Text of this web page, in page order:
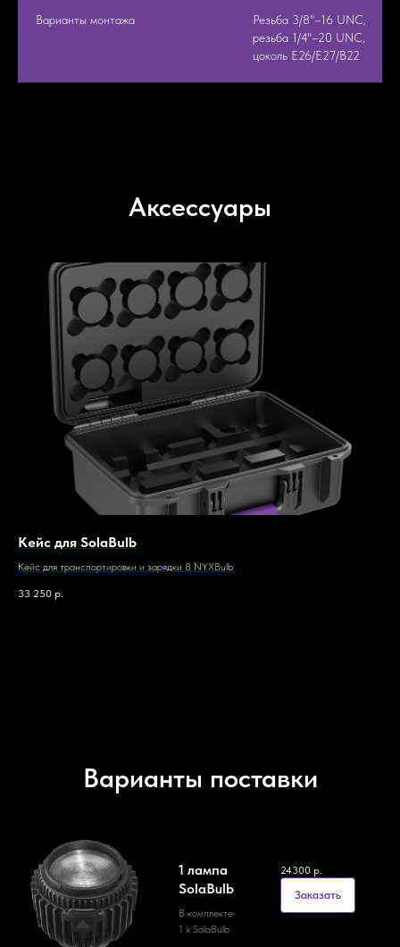
Варианты монтажа
Резьба 3/8"–16 UNC,
резьба 1/4"–20 UNC,
цоколь E26/E27/B22
Аксессуары
Кейс для SolaBulb
Кейс для транспортировки и зарядки 8 NYXBulb
33 250 р.
Варианты поставки
1 лампа
SolaBulb
В комплекте:
1 х SolaBulb
24300 р.
Заказать